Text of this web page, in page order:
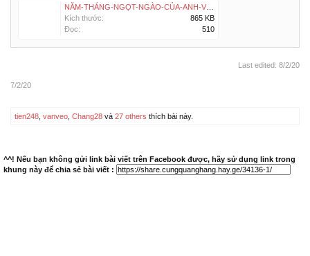
Kích thước:
865 KB
Đọc:
510
Last edited: 8/2/20
7/2/20
tien248 vanveo Chang28 và 27 others thích bài này.
^^! Nếu bạn không gửi link bài viết trên Facebook được, hãy sử dụng link trong
khung này để chia sẻ bài viết :